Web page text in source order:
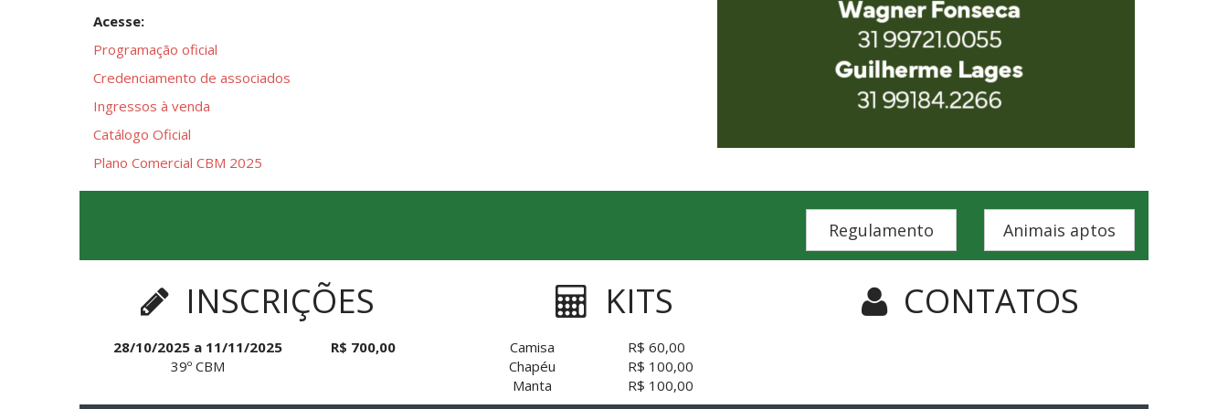
Acesse:
Programação oficial
Credenciamento de associados
Ingressos à venda
Catálogo Oficial
Plano Comercial CBM 2025
Regulamento Animais aptos
INSCRIÇÕES
28/10/2025 a 11/11/2025
39º CBM
R$ 700,00
KITS
Camisa
R$ 60,00
Chapéu
R$ 100,00
Manta
R$ 100,00
CONTATOS